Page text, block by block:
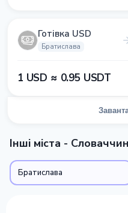
Готівка USD
Братислава
1​ USD ≈ 0​.9​5​ USDT
Інші міста -
Братислава